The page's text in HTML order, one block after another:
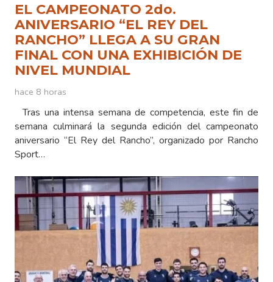
EL CAMPEONATO 2do.
ANIVERSARIO “EL REY DEL
RANCHO” LLEGA A SU GRAN
FINAL CON UNA EXHIBICIÓN DE
NIVEL MUNDIAL
hace 8 horas
Tras una intensa semana de competencia, este fin de
semana culminará la segunda edición del campeonato
aniversario “El Rey del Rancho”, organizado por Rancho
Sport…